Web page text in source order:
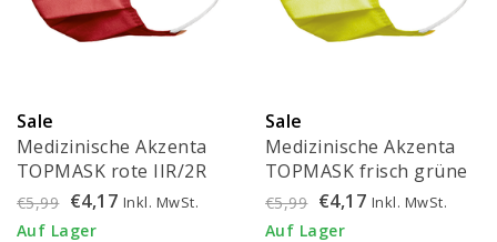
Sale
Medizinische Akzenta
TOPMASK rote IIR/2R
Mundmasken mit
Gummiband 50 Stück
€5,99 €4,17 Inkl. MwSt.
Auf Lager
Sale
Medizinische Akzenta
TOPMASK frisch grüne
IIR/2R Mundmasken mit
Gummiband 50 Stück
€5,99 €4,17 Inkl. MwSt.
Auf Lager